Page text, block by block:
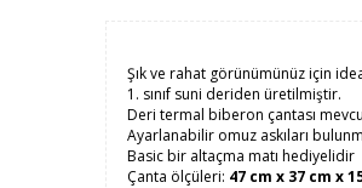
Şık ve rahat görünümünüz için
1. sınıf suni deriden üretilmiştir.
Deri termal biberon çantası
Ayarlanabilir omuz askıları
Basic bir altaçma matı hediyelidir
Çanta ölçüleri: 47 cm x 37 cm x